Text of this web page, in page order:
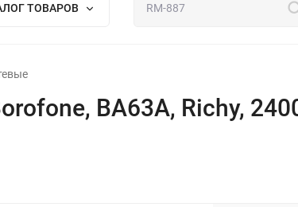
ТОВАРОВ
BA63A, Richy,